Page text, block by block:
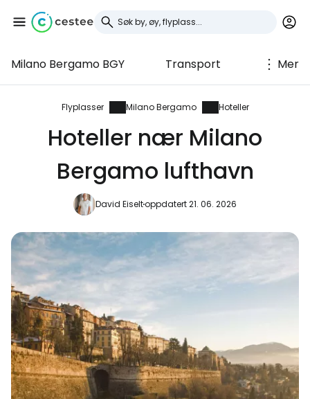
Milano Bergamo BGY Transport Mer
Flyplasser Milano Bergamo Hoteller
Hoteller nær Milano
Bergamo lufthavn
David Eiseltoppdatert 21. 06. 2026
Logg inn på Cestee
... det verdensomspennende
Fortsett med Google
Fortsett med e-post